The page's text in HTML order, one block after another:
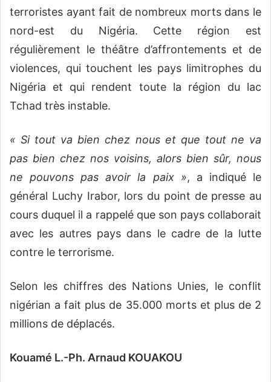
terroristes ayant fait de nombreux morts dans le
nord-est du Nigéria. Cette région est
régulièrement le théâtre d’affrontements et de
violences, qui touchent les pays limitrophes du
Nigéria et qui rendent toute la région du lac
Tchad très instable.
« Si tout va bien chez nous et que tout ne va
pas bien chez nos voisins, alors bien sûr, nous
ne pouvons pas avoir la paix », a indiqué le
général Luchy Irabor, lors du point de presse au
cours duquel il a rappelé que son pays collaborait
avec les autres pays dans le cadre de la lutte
contre le terrorisme.
Selon les chiffres des Nations Unies, le conflit
nigérian a fait plus de 35.000 morts et plus de 2
millions de déplacés.
Kouamé L.-Ph. Arnaud KOUAKOU